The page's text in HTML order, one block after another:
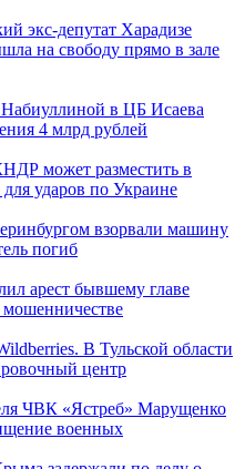
экс-депутат Харадизе
на свободу прямо в зале
в ЦБ Исаева
4 млрд рублей
может разместить в
ударов по Украине
взорвали машину
погиб
арест бывшему главе
мошенничестве
В Тульской области
центр
ЧВК «Ястреб» Марущенко
военных